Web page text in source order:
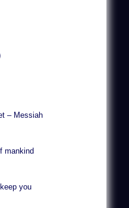
– Messiah
mankind
you